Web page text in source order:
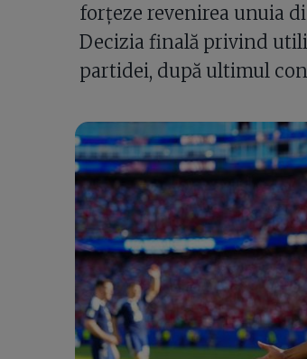
forțeze revenirea unuia
Decizia finală privind
partidei, după ultimul